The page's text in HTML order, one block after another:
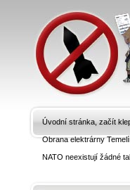
Úvodní stránka, začít
Obrana elektrárny
NATO neexistují žádné